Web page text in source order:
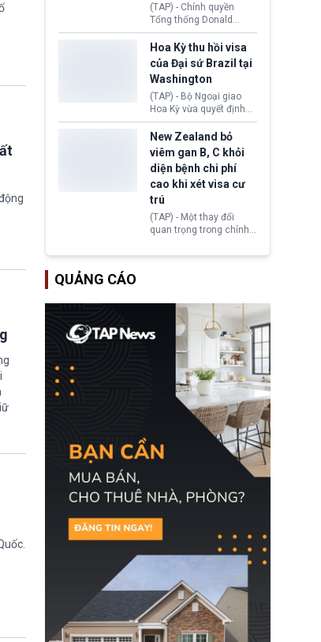
(TAP) - Chính quyền
Tổng thống Donald
Trump đã hoàn trả
khoảng 100 tỷ USD thuế
quan từng thu theo Đạo
luật Quyền hạn Kinh tế
Khẩn cấp Quốc tế
(IEEPA). Động thái này
diễn ra sau phán quyết
hồi tháng 2 bởi Tòa án
Tối cao Hoa Kỳ
(SCOTUS) khi tuyên bố,
việc áp thuế diện rộng là
hoàn toàn bất hợp pháp.
Hoa Kỳ thu hồi visa
của Đại sứ Brazil tại
Washington
(TAP) - Bộ Ngoại giao
Hoa Kỳ vừa quyết định
thu hồi thị thực (visa)
của bà Maria Luiza
Ribeiro Viotti - Đại sứ
Brazil tại Washington.
Động thái trên diễn ra
trong bối cảnh tranh
chấp ngoại giao giữa
chính quyền Tổng thống
Donald Trump và chính
phủ cánh tả Tổng thống
New Zealand bỏ
viêm gan B, C khỏi
diện bệnh chi phí
cao khi xét visa cư
trú
(TAP) - Một thay đổi
quan trọng trong chính
Zealand đang mở ra
gan B hoặc viêm gan C
sẽ không còn bị mặc
định không đáp ứng tiêu
chuẩn sức khỏe chỉ vì
chi phí điều trị khi nộp hồ
sơ xin visa cư trú.
QUẢNG CÁO